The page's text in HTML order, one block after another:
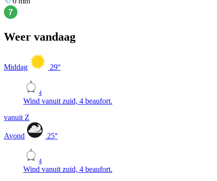
Weer vandaag
Middag 29°
4
Wind vanuit zuid, 4 beaufort.
vanuit Z
Avond 25°
4
Wind vanuit zuid, 4 beaufort.